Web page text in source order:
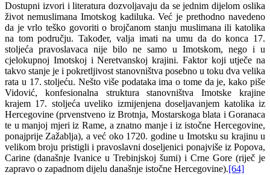
Dostupni izvori i literatura dozvoljavaju da se jednim dijelom oslika
život nemuslimana Imotskog kadiluka. Već je prethodno navedeno
da je vrlo teško govoriti o brojčanom stanju muslimana ili katolika
na tom području. Također, valja imati na umu da do konca 17.
stoljeća pravoslavaca nije bilo ne samo u Imotskom, nego i u
cjelokupnoj Imotskoj i Neretvanskoj krajini. Faktor koji utječe na
takvo stanje je i pokretljivost stanovništva posebno u toku dva velika
rata u 17. stoljeću. Nešto više podataka ima o tome da je, kako piše
Vidović, konfesionalna struktura stanovništva Imotske krajine
krajem 17. stoljeća uveliko izmijenjena doseljavanjem katolika iz
Hercegovine (prvenstveno iz Brotnja, Mostarskoga blata i Goranaca
te u manjoj mjeri iz Rame, a znatno manje i iz istočne Hercegovine,
ponajprije Zažablja), a već oko 1720. godine u Imotsku su krajinu u
velikom broju pristigli i pravoslavni doseljenici ponajviše iz Popova,
Carine (današnje Ivanice u Trebinjskoj šumi) i Crne Gore (riječ je
zapravo o zapadnom dijelu današnje istočne Hercegovine).[64]